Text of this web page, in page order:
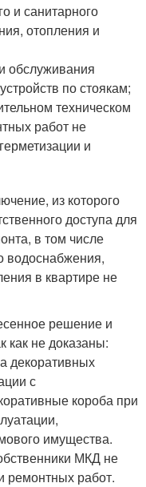
и санитарного
отопления и
обслуживания
по стоякам;
техническом
работ не
и
из которого
доступа для
в том числе
водоснабжения,
в квартире не
решение и
как не доказаны:
декоративных
с
короба при
имущества.
МКД не
ремонтных работ.